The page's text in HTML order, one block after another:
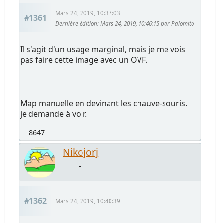
#1361
Mars 24, 2019, 10:37:03
Dernière édition: Mars 24, 2019, 10:46:15 par Palomito
Il s'agit d'un usage marginal, mais je me vois
pas faire cette image avec un OVF.
Map manuelle en devinant les chauve-souris.
je demande à voir.
8647
Nikojorj
-
#1362 Mars 24, 2019, 10:40:39